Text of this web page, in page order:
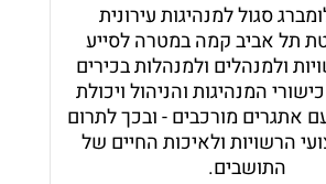
סגול למנהיגות עירונית
תל אביב קמה במטרה לסייע
ולמנהלים ולמנהלות בכירים
המנהיגות והניהול ויכולת
אתגרים מורכבים - ובכך לתרום
הרשויות ולאיכות החיים של
התושבים.